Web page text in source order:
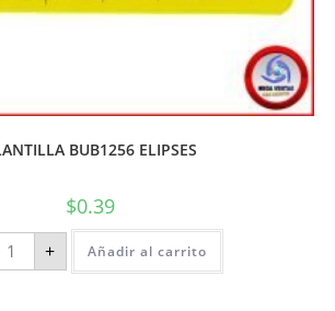
BUB1256 ELIPSES
$0.39
+ Añadir al carrito